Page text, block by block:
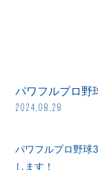
SCHEDULE
MOVIE
パワフルプロ野
2024.08.28
パワフルプロ野球
します！